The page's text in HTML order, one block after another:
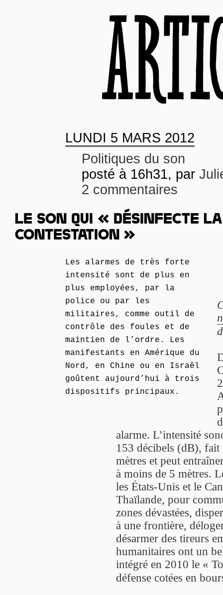
LUNDI 5 MARS 2012
Politiques du son
posté à 16h31, par
2 commentaires
LE SON QUI « DÉSINFECTE LA
CONTESTATION »
Les alarmes de très forte
intensité sont de plus en
plus employées, par la
police ou par les
militaires, comme outil de
contrôle des foules et de
maintien de l’ordre. Les
manifestants en Amérique du
Nord, en Chine ou en Israël
goûtent aujourd’hui à trois
dispositifs principaux.
alarme. L’intensité
153 décibels (dB),
mètres et peut
à moins de 5 mètres.
les États-Unis et le
Thaïlande, pour
zones dévastées,
à une frontière,
désarmer des tireurs
humanitaires ont un
intégré en 2010 le «
défense cotées en